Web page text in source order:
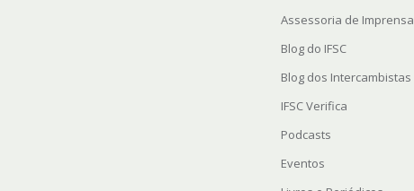
Assessoria de Imprensa
Blog do IFSC
Blog dos Intercambistas
IFSC Verifica
Podcasts
Eventos